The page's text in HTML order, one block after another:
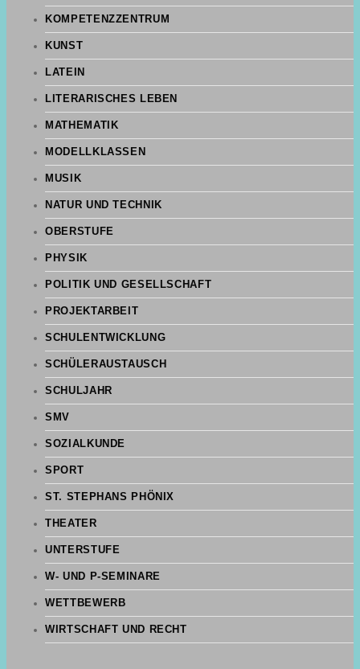
KOMPETENZZENTRUM
KUNST
LATEIN
LITERARISCHES LEBEN
MATHEMATIK
MODELLKLASSEN
MUSIK
NATUR UND TECHNIK
OBERSTUFE
PHYSIK
POLITIK UND GESELLSCHAFT
PROJEKTARBEIT
SCHULENTWICKLUNG
SCHÜLERAUSTAUSCH
SCHULJAHR
SMV
SOZIALKUNDE
SPORT
ST. STEPHANS PHÖNIX
THEATER
UNTERSTUFE
W- UND P-SEMINARE
WETTBEWERB
WIRTSCHAFT UND RECHT